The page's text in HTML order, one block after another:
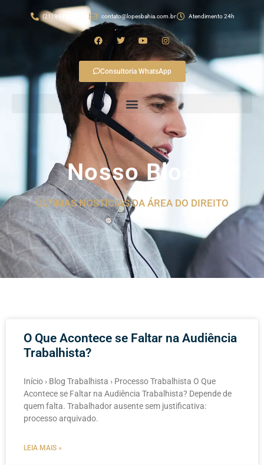
(21) 99982-4874 contato@lopesbahia.com.br Atendimento 24h
Consultoria WhatsApp
Nosso Blog
ÚLTIMAS NOSTÍCIAS DA ÁREA DO DIREITO
O Que Acontece se Faltar na Audiência
Trabalhista?
Início › Blog Trabalhista › Processo Trabalhista O Que
Acontece se Faltar na Audiência Trabalhista? Depende de
quem falta. Trabalhador ausente sem justificativa:
processo arquivado.
LEIA MAIS »